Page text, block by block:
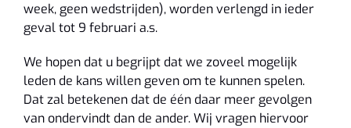
week, geen wedstrijden), worden verlengd in ieder
geval tot 9 februari a.s.
We hopen dat u begrijpt dat we zoveel mogelijk
leden de kans willen geven om te kunnen spelen.
Dat zal betekenen dat de één daar meer gevolgen
van ondervindt dan de ander. Wij vragen hiervoor